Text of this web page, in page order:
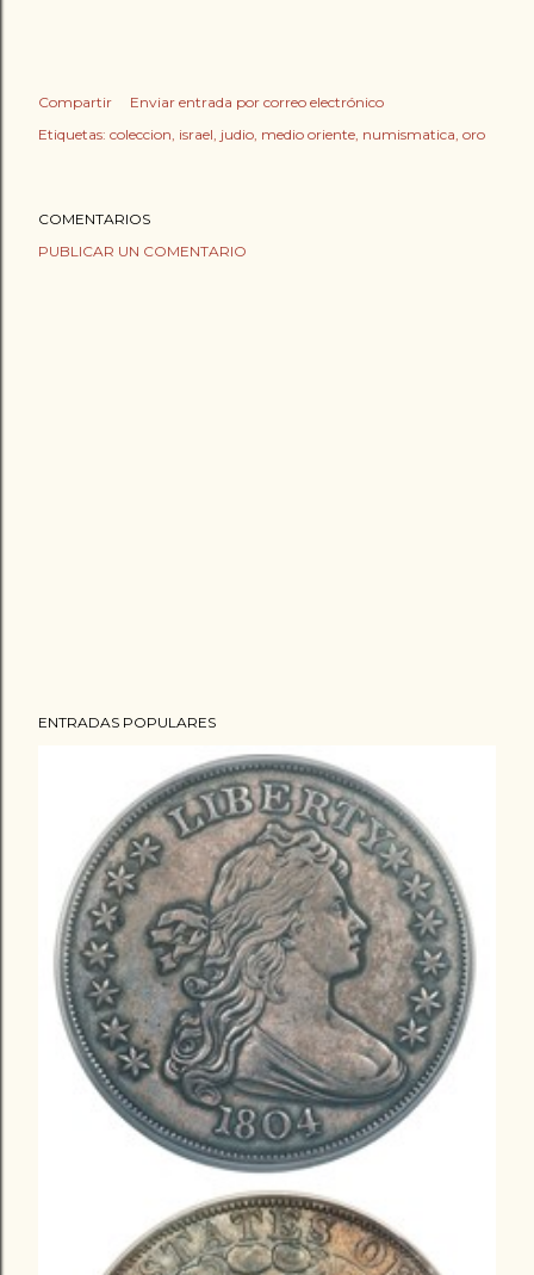
Compartir
Enviar entrada por correo electrónico
Etiquetas: coleccion israel judio medio oriente numismatica oro
COMENTARIOS
PUBLICAR UN COMENTARIO
ENTRADAS POPULARES